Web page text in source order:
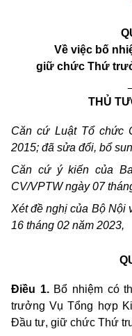
Về việc bố
giữ chức Thứ
THỦ
Căn cứ Luật Tổchức
2015; đã sửa đổi, bổ
Căn cứ ý kiến của
CV/VPTW ngày 07 thá
Xét đề nghị của Bộ Nội
16 tháng 02 năm 2023,
Điều 1. Bổ nhiệm có
trưởng Vụ Tổng hợp
Đầu tư, giữ chức Thứ